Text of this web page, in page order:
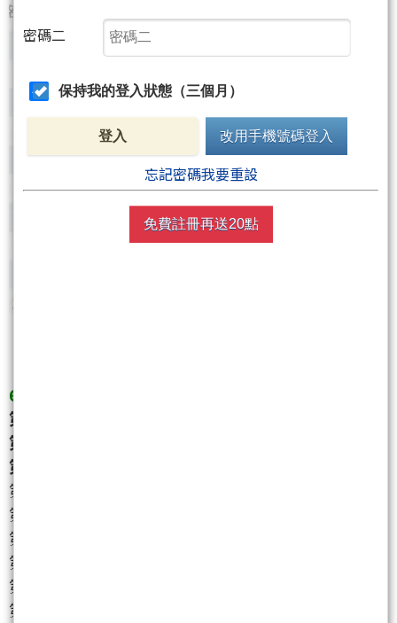
6/15全市場當沖虧損最多的股票
第一名:凌群 -4638.98萬
第二名:穎崴 -584.19萬
第三名:辛耘 -461.07萬
第四名:精材 -432.82萬
第五名:華擎 -426.69萬
第六名:威強電 -284.48萬
第七名:聯發科 -251.01萬
第八名:愛普* -227.71萬
第九名:資通 -208.41萬
密碼二
保持我的登入狀態（三個月）
登入 改用手機號碼登入
忘記密碼我要重設
免費註冊再送20點